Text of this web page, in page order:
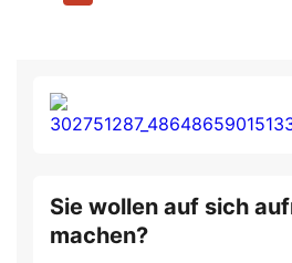
Sie wollen auf sich
machen?